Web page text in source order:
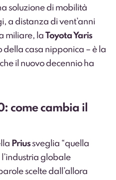
soluzione di mobilità
a distanza di vent’anni
miliare, la Toyota Yaris
della casa nipponica – è la
il nuovo decennio ha
come cambia il
Priussveglia “quella
globale
scelte dall’allora